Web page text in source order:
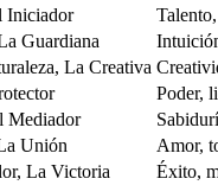
Iniciador
Guardiana
La Creativa
Poder,
Mediador
Unión Amor,
La Victoria Éxito,